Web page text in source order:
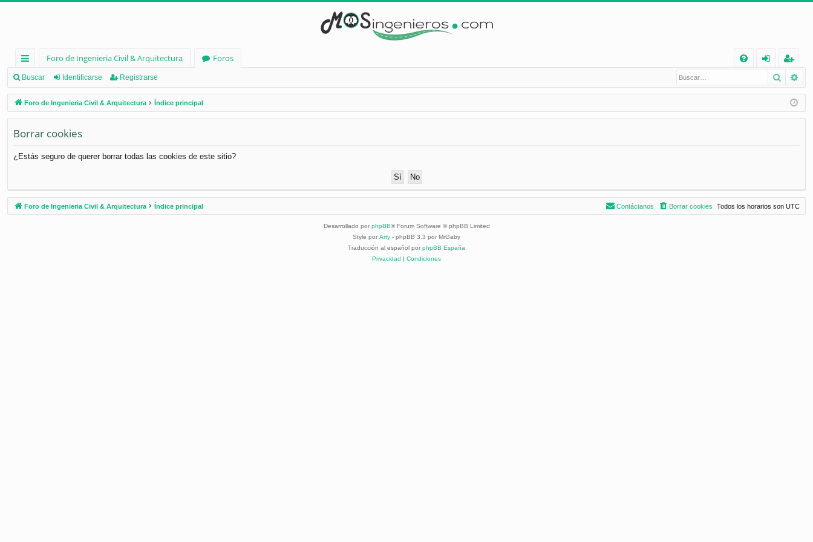
nl
ac
es
rá
pi
os
Foro de Ingenieria Civil & Arquitectura
Foros
Q
nt
ifi
eg
ist
ra
Buscar Identificarse Registrarse Buscar
Foro de Ingenieria Civil & Arquitectura Índice principal
Borrar cookies
¿Estás seguro de querer borrar todas las cookies de este sitio?
Foro de Ingenieria Civil & Arquitectura Índice principal Todos los horarios son UTC
Borrar cookies
Contáctanos
Desarrollado por phpBB® Forum Software © phpBB Limited
Style por Arty - phpBB 3.3 por MrGaby
Traducción al español por phpBB España
Privacidad | Condiciones